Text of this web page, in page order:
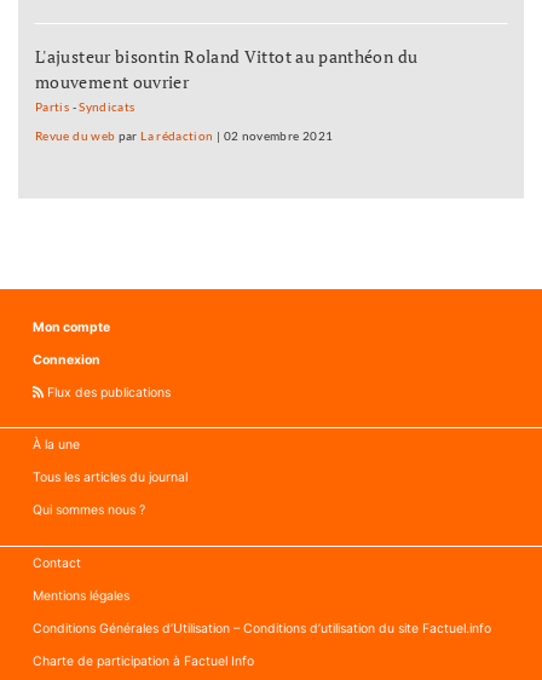
L'ajusteur bisontin Roland Vittot au panthéon du
mouvement ouvrier
Partis -Syndicats
Revue du web parLa rédaction | 02 novembre 2021
Mon compte
Connexion
Flux des publications
À la une
Tous les articles du journal
Qui sommes nous ?
Contact
Mentions légales
Conditions Générales d’Utilisation – Conditions d’utilisation du site Factuel.info
Charte de participation à Factuel Info